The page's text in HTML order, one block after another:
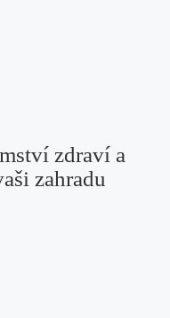
zdraví a
zahradu